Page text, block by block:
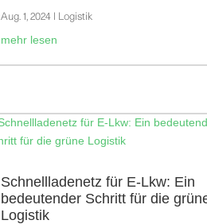
Aug. 1, 2024| Logistik
mehr lesen
Schnellladenetz für E-Lkw: Ein
bedeutender Schritt für die
Logistik